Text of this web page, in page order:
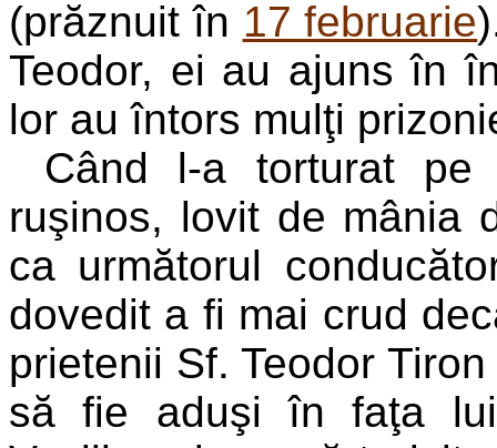
(prăznuit în 17 februarie
Teodor, ei au ajuns în
lor au întors mulţi
Când l-a torturat pe
ruşinos, lovit de mânia
ca următorul
dovedit a fi mai crud
prietenii Sf. Teodor
să fie aduşi în faţa